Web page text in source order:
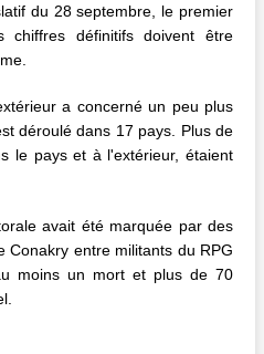
du 28 septembre, le premier
définitifs doivent être
a concerné un peu plus
déroulé dans 17 pays. Plus de
le pays et à l'extérieur, étaient
avait été marquée par des
Conakry entre militants du RPG
moins un mort et plus de 70